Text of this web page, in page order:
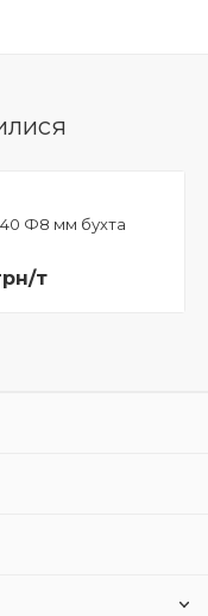
Ф8 мм бухта
т